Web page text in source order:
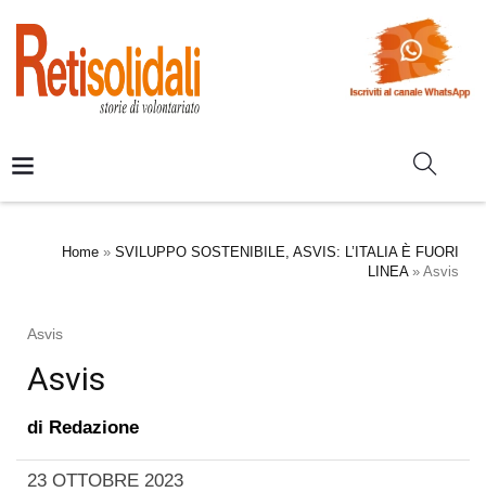
Home » SVILUPPO SOSTENIBILE, ASVIS: L’ITALIA È FUORI
LINEA» Asvis
Asvis
Asvis
di Redazione
23 OTTOBRE 2023